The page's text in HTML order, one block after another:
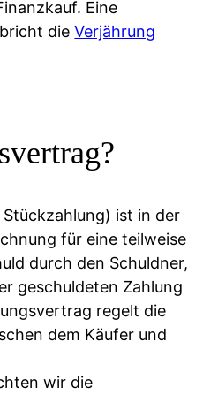
Eine
dieVerjährung
ist in der
für eine teilweise
durch den Schuldner,
geschuldeten Zahlung
regelt die
dem Käufer und
wir die